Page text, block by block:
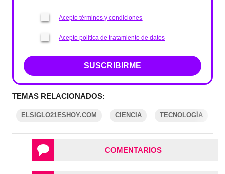
Acepto términos y condiciones
Acepto política de tratamiento de datos
SUSCRIBIRME
TEMAS RELACIONADOS:
ELSIGLO21ESHOY.COM CIENCIA TECNOLOGÍA
COMENTARIOS